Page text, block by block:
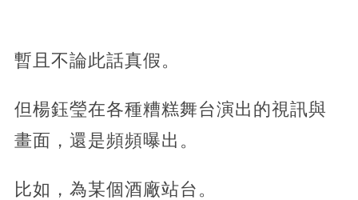
暫且不論此話真假。
但楊鈺瑩在各種糟糕舞台演出的視訊與
畫面，還是頻頻曝出。
比如，為某個酒廠站台。